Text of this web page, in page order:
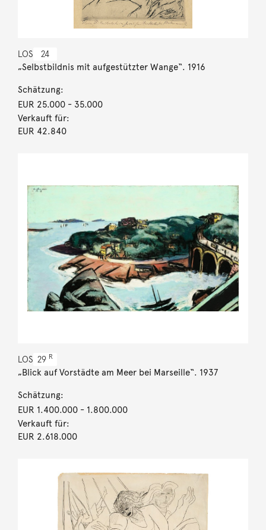
LOS 24
„Selbstbildnis mit aufgestützter Wange“. 1916
Schätzung:
EUR 25.000- 35.000
Verkauft für:
EUR 42.840
LOS 29 R
„Blick auf Vorstädte am Meer bei Marseille“. 1937
Schätzung:
EUR 1.400.000- 1.800.000
Verkauft für:
EUR 2.618.000